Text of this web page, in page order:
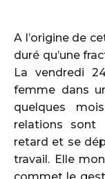
A l’origine de
duré qu’une
La vendredi
femme dans
quelques
relations sont
retard et se
travail. Elle